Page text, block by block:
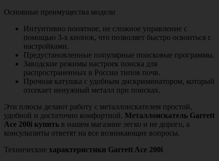
Основные преимущества модели
Интуитивно понятное, не сложное управление с
помощью 3-х кнопок, что позволяет быстро освоиться с
настройками.
Предустановленные популярные поисковые программы.
Заводские режимы настроек поиска для
распространенных в России типов почв.
Прочная катушка с удобным дискриминатором, который
отсекает ненужный металл при поисках.
Эти плюсы делают работу с металлоискателем простой,
удобной и достаточно комфортной. Металлоискатель Garrett
Ace 200i купить в нашем магазине легко и не дорого, а
консультанты ответят на все возникающие вопросы.
Технические характеристики Garrett Ace 200i